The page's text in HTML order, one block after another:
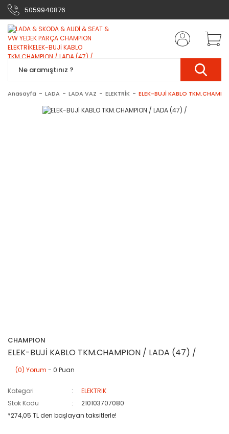
5059940876
Anasayfa LADA LADA VAZ ELEKTRİK ELEK-BUJİ KABLO
CHAMPION
ELEK-BUJİ KABLO TKM.CHAMPION / LADA (47) /
(0) Yorum - 0 Puan
Kategori
ELEKTRİK
Stok Kodu
210103707080
*274,05 TL den başlayan taksitlerle!